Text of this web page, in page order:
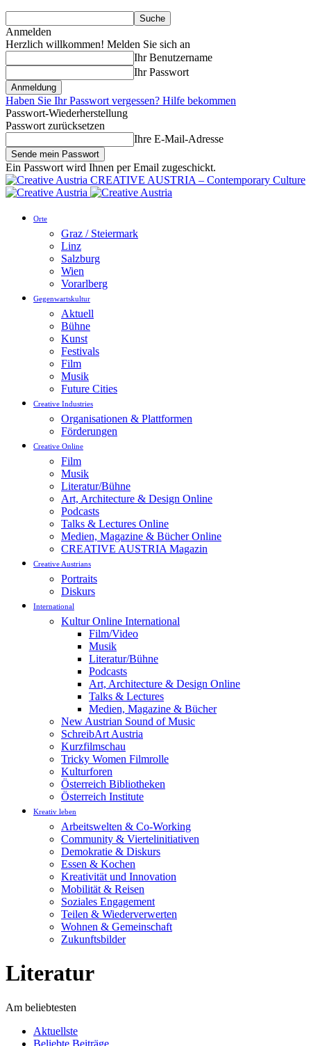
Anmelden
Herzlich willkommen! Melden Sie sich an
Ihr Benutzername
Ihr Passwort
Haben Sie Ihr Passwort vergessen? Hilfe bekommen
Passwort-Wiederherstellung
Passwort zurücksetzen
Ihre E-Mail-Adresse
Ein Passwort wird Ihnen per Email zugeschickt.
CREATIVE AUSTRIA – Contemporary Culture
Orte
Graz / Steiermark
Linz
Salzburg
Wien
Vorarlberg
Gegenwartskultur
Aktuell
Bühne
Kunst
Festivals
Film
Musik
Future Cities
Creative Industries
Organisationen & Plattformen
Förderungen
Creative Online
Film
Musik
Literatur/Bühne
Art, Architecture & Design Online
Podcasts
Talks & Lectures Online
Medien, Magazine & Bücher Online
CREATIVE AUSTRIA Magazin
Creative Austrians
Portraits
Diskurs
International
Kultur Online International
Film/Video
Musik
Literatur/Bühne
Podcasts
Art, Architecture & Design Online
Talks & Lectures
Medien, Magazine & Bücher
New Austrian Sound of Music
SchreibArt Austria
Kurzfilmschau
Tricky Women Filmrolle
Kulturforen
Österreich Bibliotheken
Österreich Institute
Kreativ leben
Arbeitswelten & Co-Working
Community & Viertelinitiativen
Demokratie & Diskurs
Essen & Kochen
Kreativität und Innovation
Mobilität & Reisen
Soziales Engagement
Teilen & Wiederverwerten
Wohnen & Gemeinschaft
Zukunftsbilder
Literatur
Am beliebtesten
Aktuellste
Beliebte Beiträge